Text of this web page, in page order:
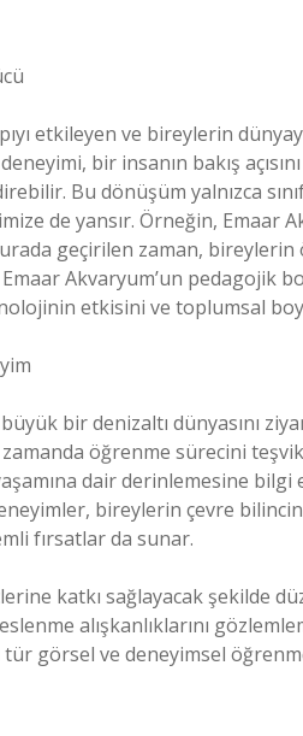
etkileyen ve bireylerin
bir insanın bakış
Bu dönüşüm yalnızca
de yansır. Örneğin, Emaar
geçirilen zaman,
Akvaryum’un pedagojik
etkisini ve toplumsal
bir denizaltı dünyasını
öğrenme sürecini
dair derinlemesine bilgi
bireylerin çevre
fırsatlar da sunar.
katkı sağlayacak şekilde
alışkanlıklarını
görsel ve deneyimsel